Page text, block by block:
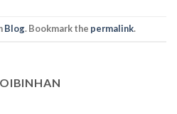
Blog. Bookmark the permalink.